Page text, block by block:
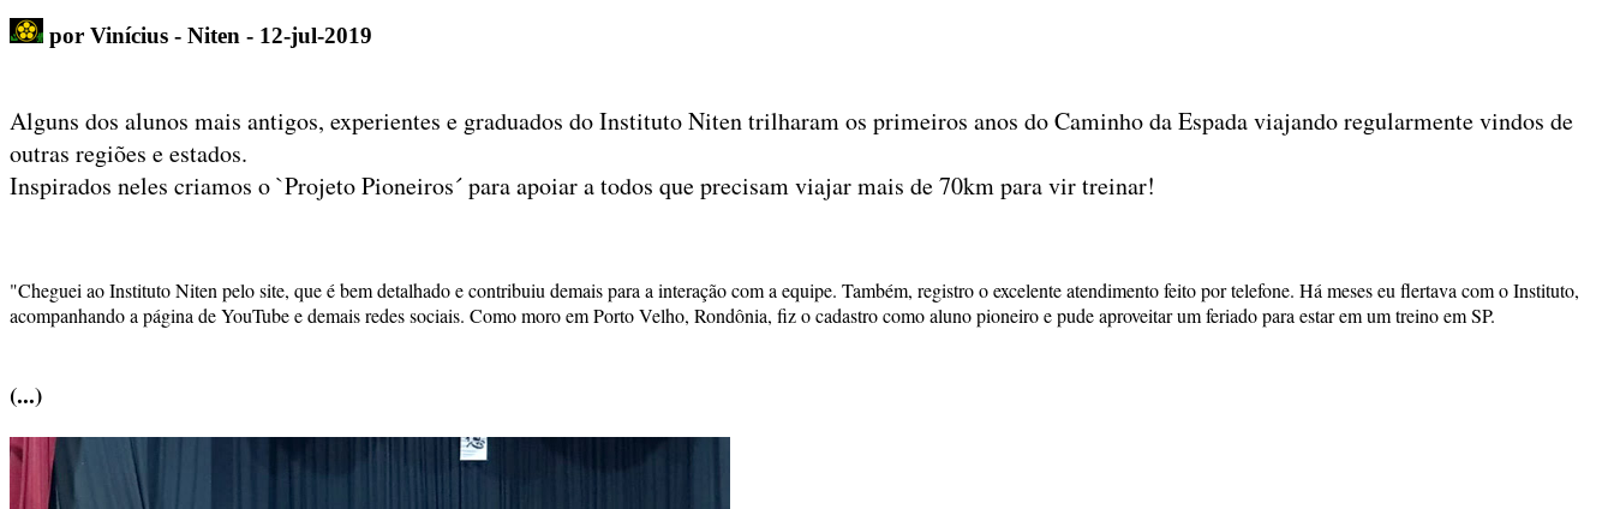
por Vinícius - Niten - 12-jul-2019
Alguns dos alunos mais antigos, experientes e graduados do Instituto Niten trilharam os primeiros anos do Caminho da Espada viajando regularmente vindos de
outras regiões e estados.
Inspirados neles criamos o `Projeto Pioneiros´ para apoiar a todos que precisam viajar mais de 70km para vir treinar!
"Cheguei ao Instituto Niten pelo site, que é bem detalhado e contribuiu demais para a interação com a equipe. Também, registro o excelente atendimento feito por telefone. Há meses eu flertava com o Instituto,
acompanhando a página de YouTube e demais redes sociais. Como moro em Porto Velho, Rondônia, fiz o cadastro como aluno pioneiro e pude aproveitar um feriado para estar em um treino em SP.
(...)